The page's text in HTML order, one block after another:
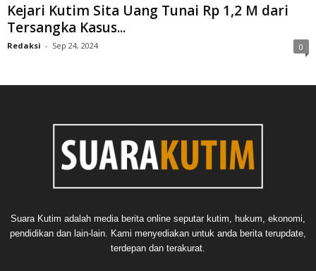
Kejari Kutim Sita Uang Tunai Rp 1,2 M dari
Tersangka Kasus...
Redaksi - Sep 24, 2024 0
Suara Kutim adalah media berita online seputar kutim, hukum, ekonomi,
pendidikan dan lain-lain. Kami menyediakan untuk anda berita terupdate,
terdepan dan terakurat.